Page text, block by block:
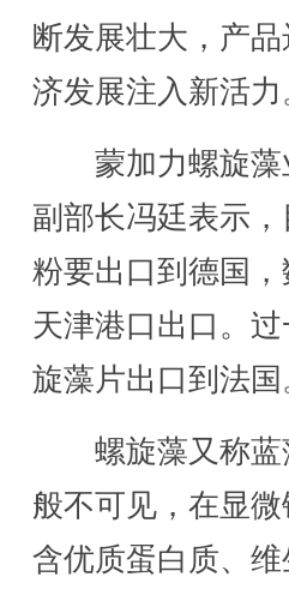
断发展壮大，产
济发展注入新活力
蒙加力螺旋藻
副部长冯廷表示
粉要出口到德国
天津港口出口。
旋藻片出口到法国
螺旋藻又称蓝
般不可见，在显
含优质蛋白质、